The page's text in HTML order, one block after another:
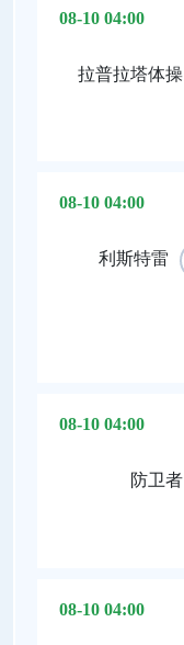
08-10 04:00
拉普拉塔体操
08-10 04:00
利斯特雷
08-10 04:00
防卫者
08-10 04:00